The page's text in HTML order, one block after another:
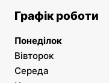
Графік роботи
Понеділок
Вівторок
Середа